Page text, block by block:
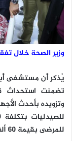
وزير الصحة خلال
يُذكر أن مستشفى
تضمنت استحداث
وتزويده بأحدث
للمرضى بقيمة 60 ألف جنيه.